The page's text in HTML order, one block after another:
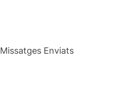
Missatges Enviats